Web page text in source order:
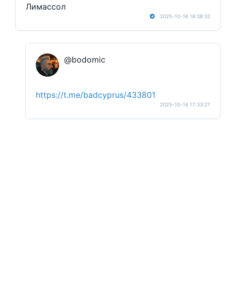
Лимассол
2025-10-16 16:38:32
@bodomic
https://t.me/badcyprus/433801
2025-10-16 17:33:27